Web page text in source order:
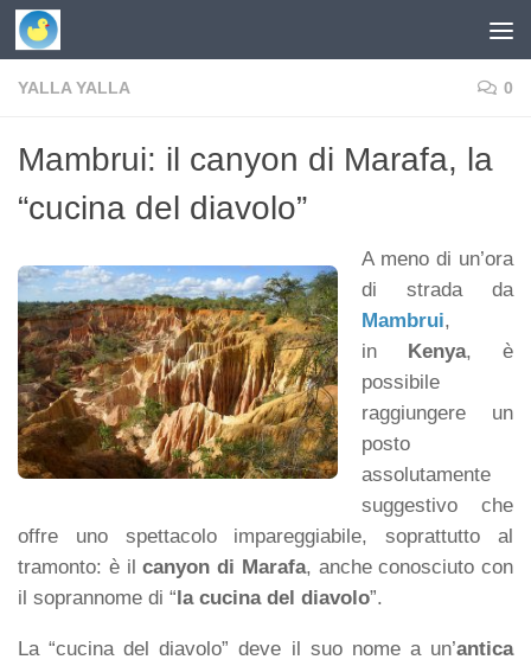
Skip to content
YALLA YALLA 0
Mambrui: il canyon di Marafa, la
“cucina del diavolo”
A meno di un’ora
di strada da
Mambrui,
in Kenya, è
possibile
raggiungere un
posto
assolutamente
suggestivo che
offre uno spettacolo impareggiabile, soprattutto al
tramonto: è ilcanyon di Marafa, anche conosciuto con
il soprannome di “la cucina del diavolo”.
La “cucina del diavolo” deve il suo nome a un’antica